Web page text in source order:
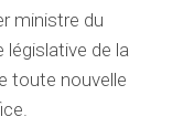
ministre du
législative de la
toute nouvelle